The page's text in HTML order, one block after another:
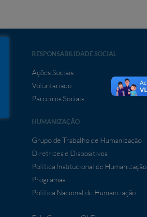
RESPONSABILIDADE SOCIAL
Ações Sociais
Voluntariado
Parceiros Sociais
HUMANIZAÇÃO
Grupo de Trabalho de Humanização
Diretrizes e Dispositivos
Política Institucional de Humanização
Programas
Política Nacional de Humanização